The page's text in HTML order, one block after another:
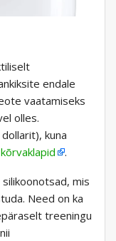
endale
vaatamiseks
olles.
kuna
.
mis
Need on ka
treeningu